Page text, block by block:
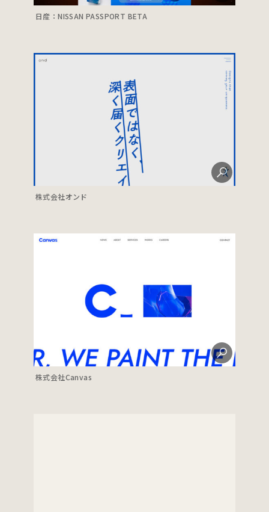
日産：NISSAN PASSPORT BETA
株式会社オンド
株式会社Canvas